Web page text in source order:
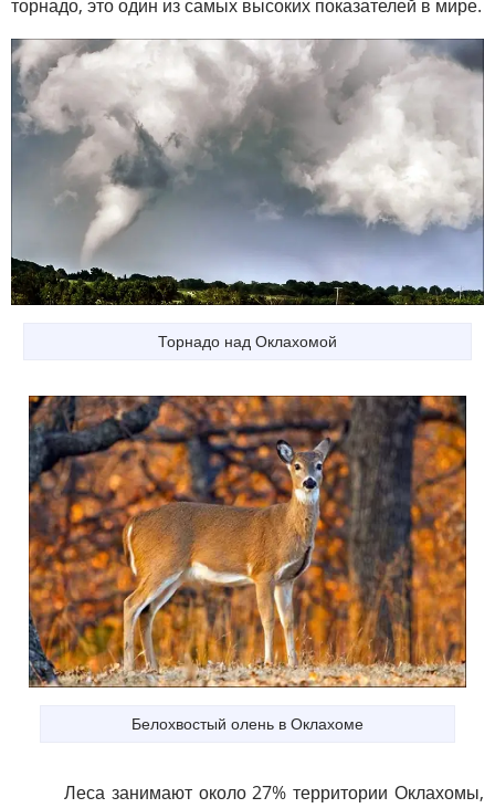
торнадо, это один из самых высоких показателей в мире.
Торнадо над Оклахомой
Белохвостый олень в Оклахоме
Леса занимают около 27% территории Оклахомы,